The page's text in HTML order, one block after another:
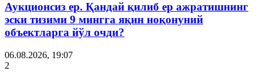
Аукционсиз ер. Қандай қилиб ер ажратишнинг
эски тизими 9 мингга яқин ноқонуний
объектларга йўл очди?
06.08.2026, 19:07
2